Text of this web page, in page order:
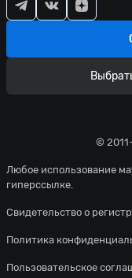
©
Любое использование
гиперссылке.
Свидетельство о
Политика
Пользовательское